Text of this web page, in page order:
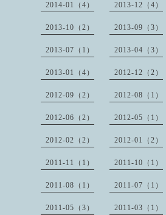
2014-01（4） 2013-12（4）
2013-10（2） 2013-09（3）
2013-07（1） 2013-04（3）
2013-01（4） 2012-12（2）
2012-09（2） 2012-08（1）
2012-06（2） 2012-05（1）
2012-02（2） 2012-01（2）
2011-11（1） 2011-10（1）
2011-08（1） 2011-07（1）
2011-05（3） 2011-03（1）